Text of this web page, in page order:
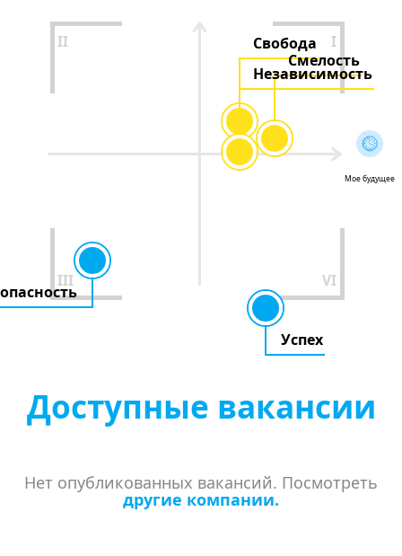
II I
III VI
Свобода
Успех
Смелость
Независимость
Мое будущее
Доступные вакансии
Нет опубликованных вакансий. Посмотреть
другие компании.